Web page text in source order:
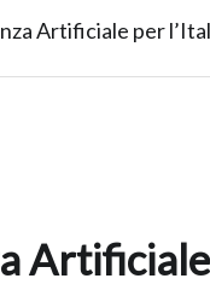
Artificiale per